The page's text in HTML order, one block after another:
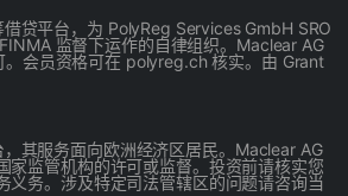
贷平台，为 PolyReg Services GmbH SRO
监督下运作的自律组织。Maclear AG
。会员资格可在 polyreg.ch 核实。由 Grant
其服务面向欧洲经济区居民。Maclear AG
家监管机构的许可或监督。投资前请核实您
义务。涉及特定司法管辖区的问题请咨询当